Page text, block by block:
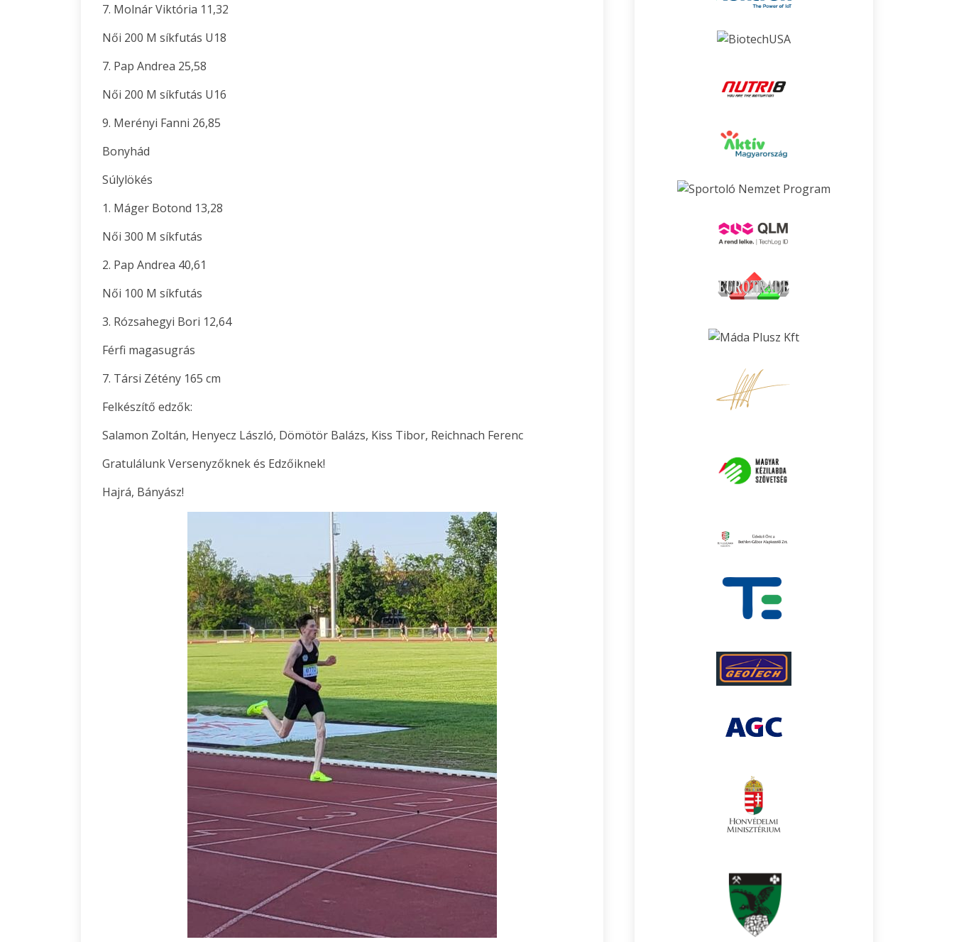
7. Molnár Viktória 11,32
Női 200 M síkfutás U18
7. Pap Andrea 25,58
Női 200 M síkfutás U16
9. Merényi Fanni 26,85
Bonyhád
Súlylökés
1. Máger Botond 13,28
Női 300 M síkfutás
2. Pap Andrea 40,61
Női 100 M síkfutás
3. Rózsahegyi Bori 12,64
Férfi magasugrás
7. Társi Zétény 165 cm
Felkészítő edzők:
Salamon Zoltán, Henyecz László, Dömötör Balázs, Kiss Tibor, Reichnach Ferenc
Gratulálunk Versenyzőknek és Edzőiknek!
Hajrá, Bányász!